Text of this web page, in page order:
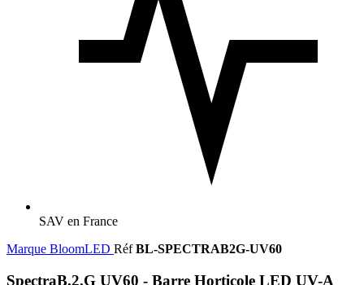
SAV en France
Marque BloomLED RéfBL-SPECTRAB2G-UV60
SpectraB.2.G UV60 - Barre Horticole LED UV-A